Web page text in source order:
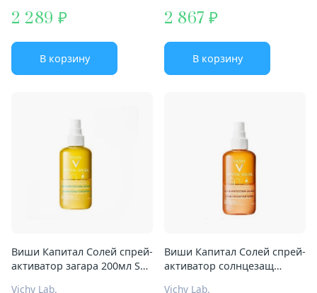
2 289
В корзину
2 867
В корзину
Виши Капитал Солей спрей-
активатор загара 200мл SPF
Vichy Lab.
Виши Капитал Солей спрей-
активатор солнцезащ
Vichy Lab.